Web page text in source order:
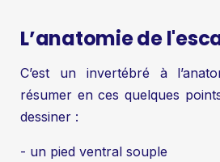
L’anatomie de
C’est un invertébré à
résumer en ces quelques
dessiner :
- un pied ventral souple